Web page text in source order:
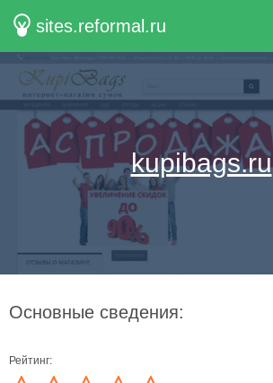
sites.reformal.ru
kupibags.ru
Основные сведения:
Рейтинг: